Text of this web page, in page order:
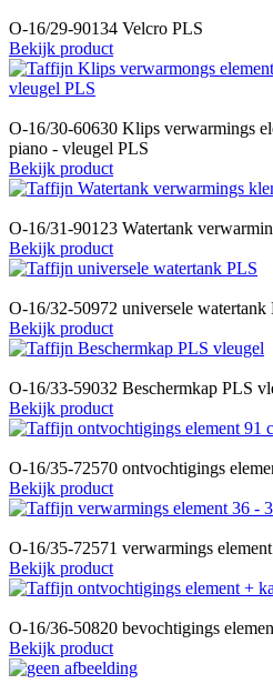
O-16/29-90134 Velcro PLS
Bekijk product
O-16/30-60630 Klips verwarmings
piano - vleugel PLS
Bekijk product
O-16/31-90123 Watertank
Bekijk product
O-16/32-50972 universele watertank
Bekijk product
O-16/33-59032 Beschermkap PLS
Bekijk product
O-16/35-72570 ontvochtigings
Bekijk product
O-16/35-72571 verwarmings
Bekijk product
O-16/36-50820 bevochtigings
Bekijk product